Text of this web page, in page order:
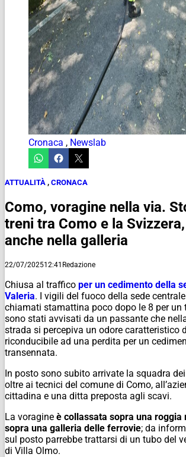
Cronaca , Newslab
ATTUALITÀ , CRONACA
Como, voragine nella via.
treni tra Como e la
anche nella galleria
22/07/202512:41 Redazione
Chiusa al traffico per un cedimento della
Valeria. I vigili del fuoco della sede
chiamati stamattina poco dopo le 8 per un
sono stati avvisati da un passante che
strada si percepiva un odore caratteristico
riconducibile ad una perdita per un
transennata.
In posto sono subito arrivate la squadra
oltre ai tecnici del comune di Como,
cittadina e una ditta preposta agli scavi.
La voragine è collassata sopra una roggia
sopra una galleria delle ferrovie; da
sul posto parrebbe trattarsi di un tubo del
di Villa Olmo.